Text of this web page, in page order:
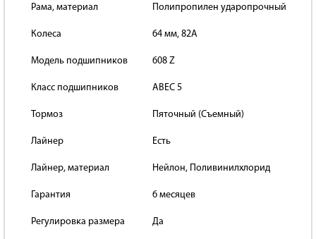
Рама, материал Полипропилен ударопрочный
Колеса 64 мм, 82A
Модель подшипников 608 Z
Класс подшипников ABEC 5
Тормоз Пяточный (Съемный)
Лайнер Есть
Лайнер, материал Нейлон, Поливинилхлорид
Гарантия 6 месяцев
Регулировка размера Да